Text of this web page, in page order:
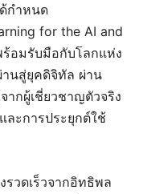
ยได้กำหนด
for the AI and
ร้อมรับมือกับโลกแห่ง
นสู่ยุคดิจิทัล ผ่าน
ากผู้เชี่ยวชาญตัวจริง
ละการประยุกต์ใช้
รวดเร็วจากอิทธิพล